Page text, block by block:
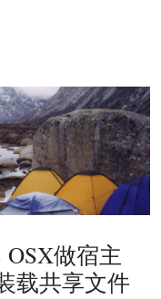
OSX做宿主
载共享文件